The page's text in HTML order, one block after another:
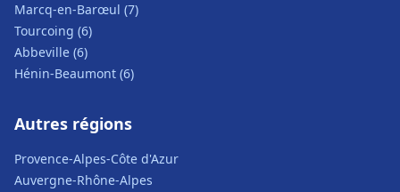
Marcq-en-Barœul (7)
Tourcoing (6)
Abbeville (6)
Hénin-Beaumont (6)
Autres régions
Provence-Alpes-Côte d'Azur
Auvergne-Rhône-Alpes